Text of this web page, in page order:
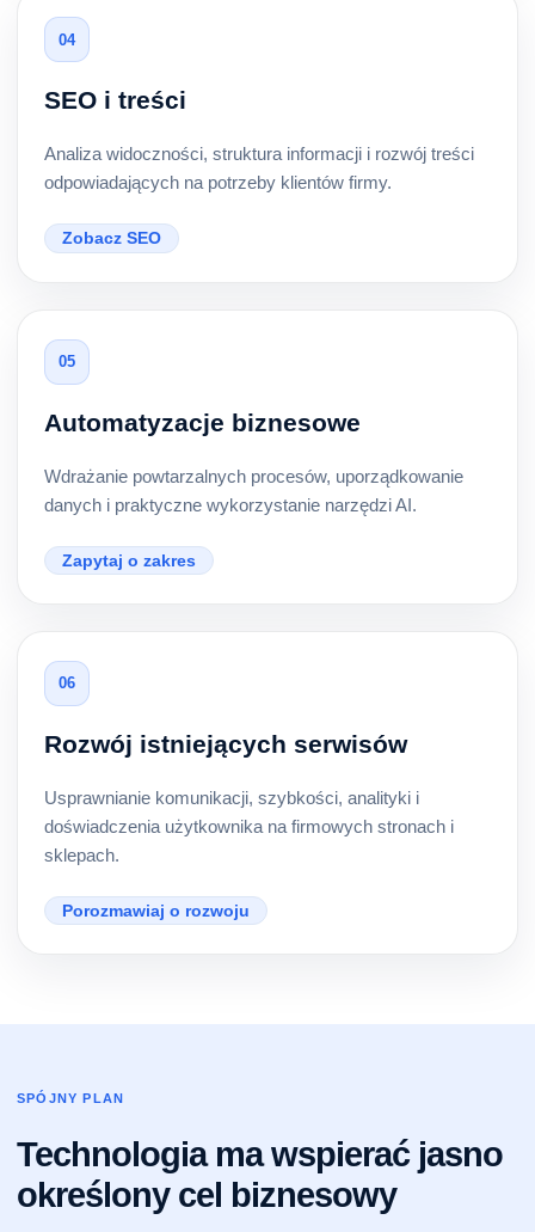
04
SEO i treści
Analiza widoczności, struktura informacji i rozwój treści
odpowiadających na potrzeby klientów firmy.
Zobacz SEO
05
Automatyzacje biznesowe
Wdrażanie powtarzalnych procesów, uporządkowanie
danych i praktyczne wykorzystanie narzędzi AI.
Zapytaj o zakres
06
Rozwój istniejących serwisów
Usprawnianie komunikacji, szybkości, analityki i
doświadczenia użytkownika na firmowych stronach i
sklepach.
Porozmawiaj o rozwoju
SPÓJNY PLAN
Technologia ma wspierać jasno
określony cel biznesowy